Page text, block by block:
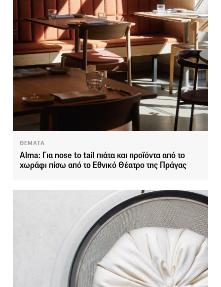
ΘΕΜΑΤΑ
Alma: Για nose to tail πιάτα και προϊόντα από το
χωράφι πίσω από το Εθνικό Θέατρο της Πράγας